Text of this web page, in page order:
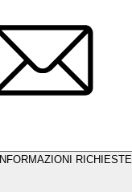
INFORMAZIONI RICHIESTE